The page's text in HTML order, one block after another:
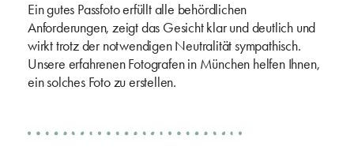
Ein gutes Passfoto erfüllt alle behördlichen
Anforderungen, zeigt das Gesicht klar und deutlich und
wirkt trotz der notwendigen Neutralität sympathisch.
Unsere erfahrenen Fotografen in München helfen Ihnen,
ein solches Foto zu erstellen.